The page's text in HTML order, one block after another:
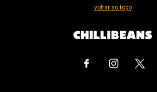
voltar ao topo